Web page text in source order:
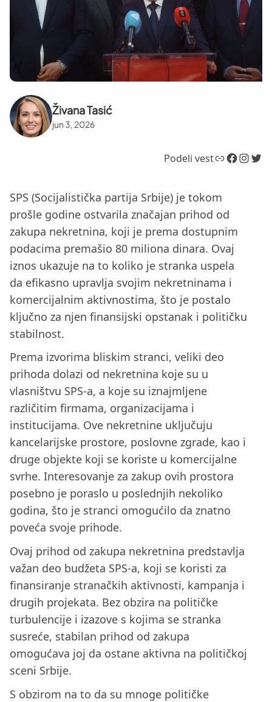
Živana Tasić
jun 3, 2026
Podeli vestLink Facebook InstagramTwitter
SPS (Socijalistička partija Srbije) je tokom
prošle godine ostvarila značajan prihod od
zakupa nekretnina, koji je prema dostupnim
podacima premašio 80 miliona dinara. Ovaj
iznos ukazuje na to koliko je stranka uspela
da efikasno upravlja svojim nekretninama i
komercijalnim aktivnostima, što je postalo
ključno za njen finansijski opstanak i političku
stabilnost.
Prema izvorima bliskim stranci, veliki deo
prihoda dolazi od nekretnina koje su u
vlasništvu SPS-a, a koje su iznajmljene
različitim firmama, organizacijama i
institucijama. Ove nekretnine uključuju
kancelarijske prostore, poslovne zgrade, kao i
druge objekte koji se koriste u komercijalne
svrhe. Interesovanje za zakup ovih prostora
posebno je poraslo u poslednjih nekoliko
godina, što je stranci omogućilo da znatno
poveća svoje prihode.
Ovaj prihod od zakupa nekretnina predstavlja
važan deo budžeta SPS-a, koji se koristi za
finansiranje stranačkih aktivnosti, kampanja i
drugih projekata. Bez obzira na političke
turbulencije i izazove s kojima se stranka
susreće, stabilan prihod od zakupa
omogućava joj da ostane aktivna na političkoj
sceni Srbije.
S obzirom na to da su mnoge političke